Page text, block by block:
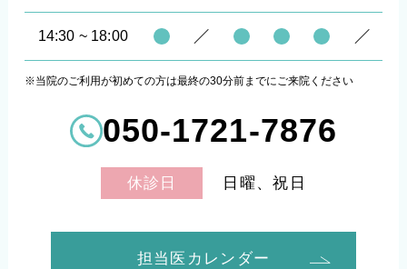
14:30 ~ 18:00
※当院のご利用が初めての方は最終の30分前までにご来院ください
050-1721-7876
休診日 日曜、祝日
担当医カレンダー